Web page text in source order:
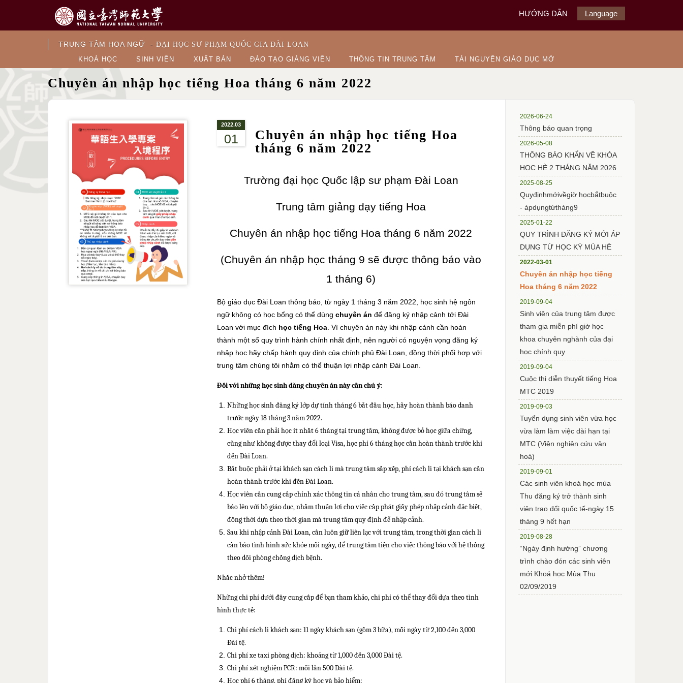
TRUNG TÂM HOA NGỮ - ĐẠI HỌC SƯ PHẠM QUỐC GIA ĐÀI LOAN
HƯỚNG DẪN Language
KHOÁ HỌC SINH VIÊN XUẤT BẢN ĐÀO TẠO GIẢNG VIÊN THÔNG TIN TRUNG TÂM TÀI NGUYÊN GIÁO DỤC MỞ
Chuyên án nhập học tiếng Hoa tháng 6 năm 2022
2022.03
01
Chuyên án nhập học tiếng Hoa
tháng 6 năm 2022
Trường đại học Quốc lập sư phạm Đài Loan
Trung tâm giảng dạy tiếng Hoa
Chuyên án nhập học tiếng Hoa tháng 6 năm 2022
(Chuyên án nhập học tháng 9 sẽ được thông báo vào
1 tháng 6)
Bộ giáo dục Đài Loan thông báo, từ ngày 1 tháng 3 năm 2022, học sinh hệ ngôn
ngữ không có học bổng có thể dùngchuyên án để đăng ký nhập cảnh tới Đài
Loan với mục đích học tiếng Hoa. Vì chuyên án này khi nhập cảnh cần hoàn
thành một số quy trình hành chính nhất định, nên người có nguyện vọng đăng ký
nhập học hãy chấp hành quy định của chính phủ Đài Loan, đồng thời phối hợp với
trung tâm chúng tôi nhằm có thể thuận lợi nhập cảnh Đài Loan.
Đối với những học sinh đăng chuyên án này cần chú ý:
Những học sinh đăng ký lớp dự tính tháng 6 bắt đầu học, hãy hoàn thành báo danh
trước ngày 18 tháng 3 năm 2022.
Học viên cần phải học ít nhất 6 tháng tại trung tâm, không được bỏ học giữa chừng,
cũng như không được thay đổi loại Visa, học phí 6 tháng học cần hoàn thành trước khi
đến Đài Loan.
Bắt buộc phải ở tại khách sạn cách li mà trung tâm sắp xếp, phí cách li tại khách sạn cần
hoàn thành trước khi đến Đài Loan.
Học viên cần cung cấp chính xác thông tin cá nhân cho trung tâm, sau đó trung tâm sẽ
báo lên với bộ giáo dục, nhằm thuận lợi cho việc cấp phát giấy phép nhập cảnh đặc biệt,
đồng thời dựa theo thời gian mà trung tâm quy định để nhập cảnh.
Sau khi nhập cảnh Đài Loan, cần luôn giữ liên lạc với trung tâm, trong thời gian cách li
cần báo tình hình sức khỏe mỗi ngày, để trung tâm tiện cho việc thông báo với hệ thống
theo dõi phòng chống dịch bệnh.
Nhắc nhở thêm!
Những chi phí dưới đây cung cấp để bạn tham khảo, chi phí có thể thay đổi dựa theo tình
hình thực tế:
Chi phí cách li khách sạn: 11 ngày khách sạn (gồm 3 bữa), mỗi ngày từ 2,100 đến 3,000
Đài tệ.
Chi phí xe taxi phòng dịch: khoảng từ 1,000 đến 3,000 Đài tệ.
Chi phí xét nghiệm PCR: mỗi lần 500 Đài tệ.
Học phí 6 tháng, phí đăng ký học và bảo hiểm:
2026-06-24
Thông báo quan trọng
2026-05-08
THÔNG BÁO KHẨN VỀ KHÓA
HỌC HÈ 2 THÁNG NĂM 2026
2025-08-25
Quyđịnhmớivềgiờ họcbắtbuộc
- ápdụngtừtháng9
2025-01-22
QUY TRÌNH ĐĂNG KÝ MỚI ÁP
DỤNG TỪ HỌC KỲ MÙA HÈ
2022-03-01
Chuyên án nhập học tiếng
Hoa tháng 6 năm 2022
2019-09-04
Sinh viên của trung tâm được
tham gia miễn phí giờ học
khoa chuyên nghành của đại
học chính quy
2019-09-04
Cuộc thi diễn thuyết tiếng Hoa
MTC 2019
2019-09-03
Tuyển dụng sinh viên vừa học
vừa làm làm việc dài hạn tại
MTC (Viện nghiên cứu văn
hoá)
2019-09-01
Các sinh viên khoá học mùa
Thu đăng ký trở thành sinh
viên trao đổi quốc tế-ngày 15
tháng 9 hết hạn
2019-08-28
“Ngày định hướng” chương
trình chào đón các sinh viên
mới Khoá học Mùa Thu
02/09/2019